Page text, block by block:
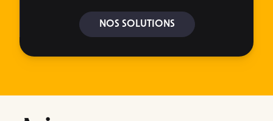
NOS SOLUTIONS